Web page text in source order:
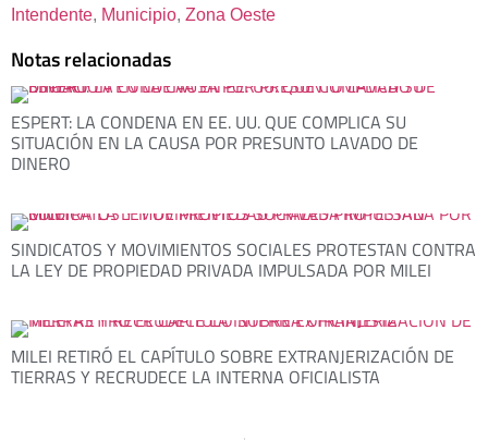
Intendente, Municipio, Zona Oeste
Notas relacionadas
ESPERT: LA CONDENA EN EE. UU. QUE COMPLICA SU
SITUACIÓN EN LA CAUSA POR PRESUNTO LAVADO DE
DINERO
SINDICATOS Y MOVIMIENTOS SOCIALES PROTESTAN CONTRA
LA LEY DE PROPIEDAD PRIVADA IMPULSADA POR MILEI
MILEI RETIRÓ EL CAPÍTULO SOBRE EXTRANJERIZACIÓN DE
TIERRAS Y RECRUDECE LA INTERNA OFICIALISTA